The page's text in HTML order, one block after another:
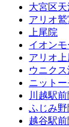
大宮区天
アリオ鷲
上尾院
イオン
アリオ上
ウニク
ニット
川越駅前
ふじみ野
越谷駅前